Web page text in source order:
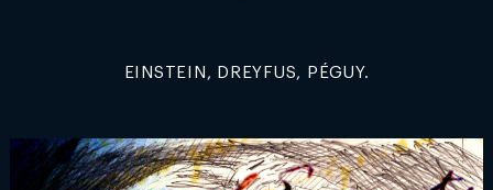
EINSTEIN, DREYFUS, PÉGUY.